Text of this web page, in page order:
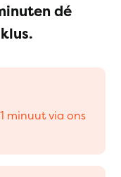
dé
minuut via ons